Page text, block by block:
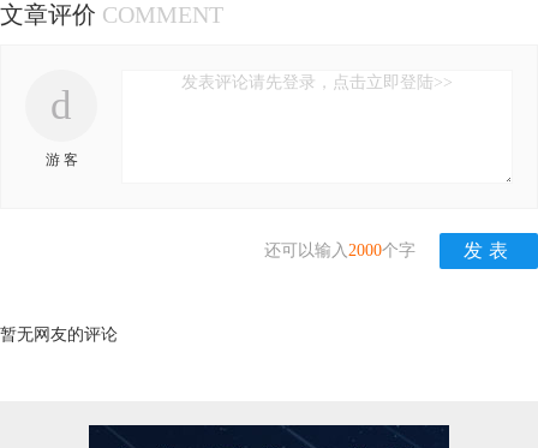
文章评价 COMMENT
d
游 客
发表评论请先登录，点击立即登陆>>
还可以输入 2000个字
暂无网友的评论